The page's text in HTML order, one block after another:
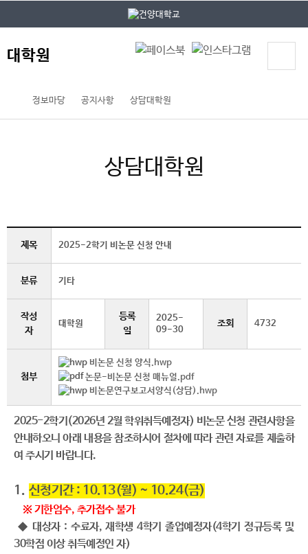
대학원
정보마당 공지사항 상담대학원
상담대학원
제목 2025-2학기 비논문 신청 안내
분류 기타
작성
자
대학원
등록
일
2025-
09-30
조회 4732
첨부
비논문 신청 양식.hwp
논문-비논문 신청 매뉴얼.pdf
비논문연구보고서양식(상담).hwp
2025-2학기(2026년 2월 학위취득예정자) 비논문 신청 관련사항을
안내하오니 아래 내용을 참조하시어 절차에 따라 관련 자료를 제출하
여 주시기 바랍니다.
1. 신청기간 : 10.13(월) ~ 10.24(금)
※ 기한엄수, 추가접수 불가
◆ 대상자 : 수료자, 재학생 4학기 졸업예정자(4학기 정규등록 및
30학점 이상 취득예정인 자)